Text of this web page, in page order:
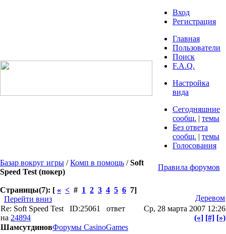
Вход
Регистрация
Главная
Пользователи
Поиск
F.A.Q.
Настройка
вида
Сегодняшние
сообщ. | темы
Без ответа
сообщ. | темы
Голосования
Базар вокруг игры /Комп в помощь /Soft
Speed Test (покер)
Правила форумов
Страницы(7): [ « < # 1 2 3 4 5 6 7]
Перейти вниз
Деревом
Re: Soft Speed Test
ID:25061
ответ
на 24894
Ср, 28 марта 2007 12:26
(«] [#] [»)
ШамсутдиновФорумы CasinoGames